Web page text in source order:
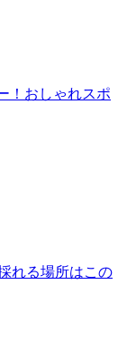
！おしゃれスポ
れる場所はこの